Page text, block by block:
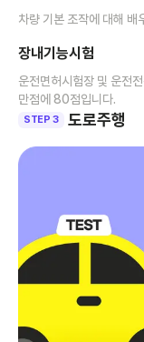
차량 기본 조작에 대해 배
장내기능시험
운전면허시험장 및 운전
만점에 80점입니다.
STEP 3 도로주행